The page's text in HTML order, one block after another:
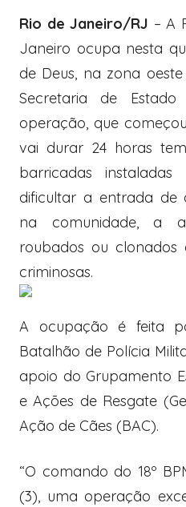
Rio de Janeiro/RJ – A
Janeiro ocupa nesta
de Deus, na zona
Secretaria de
operação, que
vai durar 24 horas
barricadas
dificultar a entrada de
na comunidade, a
roubados ou
criminosas.
A ocupação é feita
Batalhão de Polícia
apoio do Grupamento
e Ações de Resgate
Ação de Cães (BAC).
“O comando do 18º
(3), uma operação